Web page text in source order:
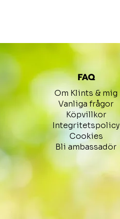
FAQ
Om Klints & mig
Vanliga frågor
Köpvillkor
Integritetspolicy
Cookies
Bli ambassadör